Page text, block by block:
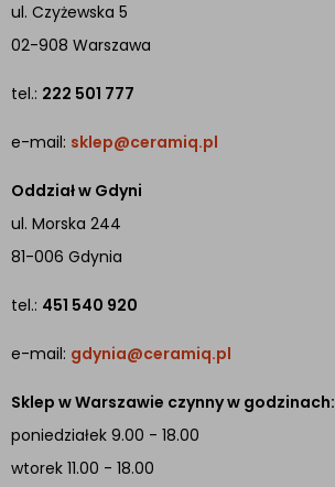
ul. Czyżewska 5
02-908 Warszawa
tel.: 222 501 777
e-mail: sklep@ceramiq.pl
Oddział w Gdyni
ul. Morska 244
81-006 Gdynia
tel.: 451 540 920
e-mail: gdynia@ceramiq.pl
Sklep w Warszawie czynny w godzinach:
poniedziałek 9.00 - 18.00
wtorek 11.00 - 18.00